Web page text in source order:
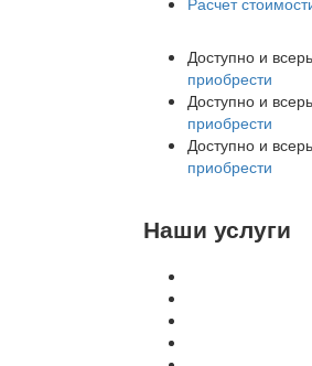
Доступно и
приобрести
Доступно и
приобрести
Доступно и
приобрести
Наши услуги